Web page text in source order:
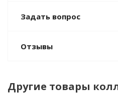
Задать вопрос
Отзывы
Другие товары